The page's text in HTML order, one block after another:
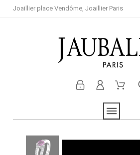
Joaillier place Vendôme, Joaillier Paris